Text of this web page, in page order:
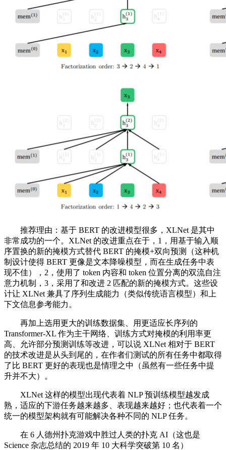
推荐理由：基于 BERT 的改进模型很多，XLNet 是其中
非常成功的一个。XLNet 的改进重点在于，1，用基于输入顺
序置换的新的掩模方式替代 BERT 的掩模+双向预测（这种机
制设计使得 BERT 更像是文本降噪模型，而在生成任务中表
现不佳），2，使用了 token 内容和 token 位置分离的双流自注
意力机制，3，采用了和改进 2 匹配的新的掩模方式。这些设
计让 XLNet 兼具了序列生成能力（类似传统语言模型）和上
下文信息参考能力。
再加上选用更大的训练数据集、用更适应长序列的
Transformer-XL 作为主干网络、训练方式对掩模的利用率更
高、允许部分预测训练等改进，可以说 XLNet 相对于 BERT
的技术改进是从头到尾的，在作者们测试的所有任务中都取得
了比 BERT 更好的表现也是情理之中（虽然有一些任务中提
升并不大）。
XLNet 这样的模型出现代表着 NLP 预训练模型越发成
熟，适应的下游任务越来越多、表现越来越好；也代表着一个
统一的模型架构就有可能解决各种不同的 NLP 任务。
在 6 人德州扑克游戏中胜过人类的扑克 AI（这也是
Science 杂志总结的 2019 年 10 大科学突破第 10 名）